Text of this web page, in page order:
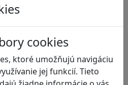
cookies
ktoré umožňujú navigáciu
jej funkcií. Tieto